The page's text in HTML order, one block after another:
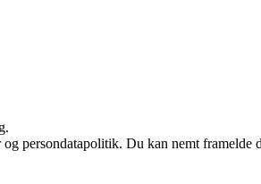
persondatapolitik. Du kan nemt